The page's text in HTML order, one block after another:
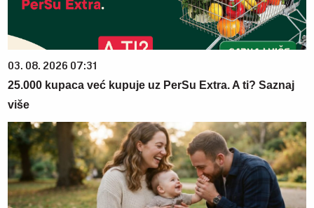
03. 08. 2026 07:31
25.000 kupaca već kupuje uz PerSu Extra. A ti? Saznaj
više